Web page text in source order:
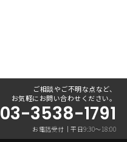
ご相談やご不明な点など、
お気軽にお問い合わせください。
03-3538-1791
お電話受付｜平日9:30〜18:00